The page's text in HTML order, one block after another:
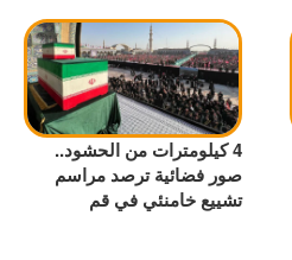
4 كيلومترات من الحشود..
صور فضائية ترصد مراسم
تشييع خامنئي في قم